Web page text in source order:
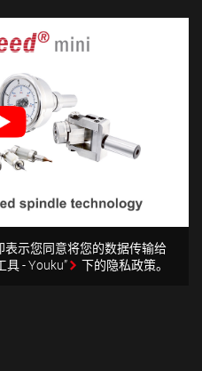
示您同意将您的数据传输给
具 - Youku”
下的隐私政策。